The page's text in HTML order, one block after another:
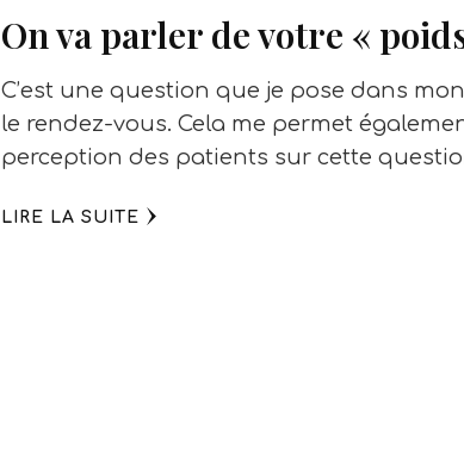
On va parler de votre «
C’est une question que je pose dans
le rendez-vous. Cela me permet
perception des patients sur cette
LIRE LA SUITE